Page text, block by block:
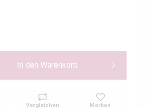
In den Warenkorb
Vergleichen Merken